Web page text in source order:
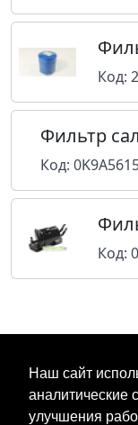
Наш сайт
аналитические
улучшения
Код:
Фильтр
Код:
Код: